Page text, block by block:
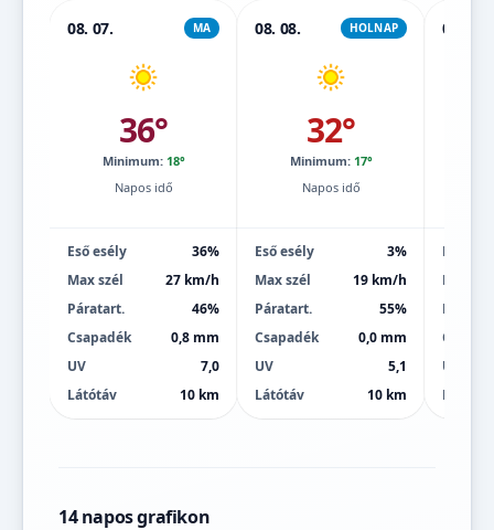
08. 07. MA
36°
Minimum: 18°
Napos idő
Eső esély
36%
Max szél
27 km/h
Páratart.
46%
Csapadék
0,8 mm
UV
7,0
Látótáv
10 km
08. 08. HOLNAP
32°
Minimum: 17°
Napos idő
Eső esély
3%
Max szél
19 km/h
Páratart.
55%
Csapadék
0,0 mm
UV
5,1
Látótáv
10 km
08. 09.
Eső
Max
UV
Látótáv
14 napos grafikon